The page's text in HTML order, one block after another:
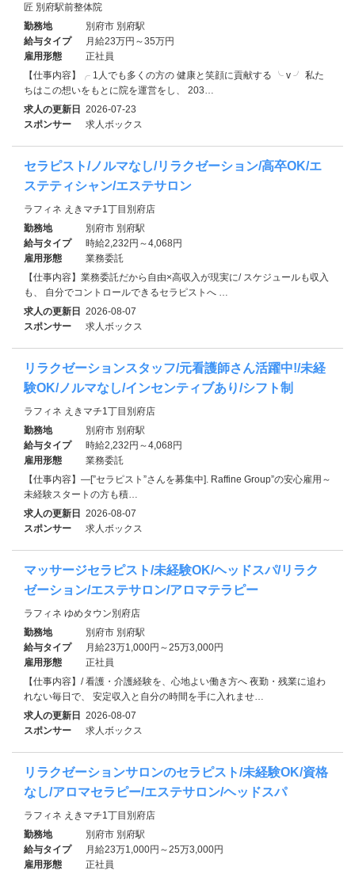
匠 別府駅前整体院
勤務地
別府市 別府駅
給与タイプ
月給23万円～35万円
雇用形態
正社員
【仕事内容】╭ 1人でも多くの方の 健康と笑顔に貢献する ╰ v ╯ 私た
ちはこの想いをもとに院を運営をし、 203…
求人の更新日 2026-07-23
スポンサー
求人ボックス
セラピスト/ノルマなし/リラクゼーション/高卒OK/エ
ステティシャン/エステサロン
ラフィネ えきマチ1丁目別府店
勤務地
別府市 別府駅
給与タイプ
時給2,232円～4,068円
雇用形態
業務委託
【仕事内容】業務委託だから自由×高収入が現実に/ スケジュールも収入
も、 自分でコントロールできるセラピストへ …
求人の更新日 2026-08-07
スポンサー
求人ボックス
リラクゼーションスタッフ/元看護師さん活躍中!/未経
験OK/ノルマなし/インセンティブあり/シフト制
ラフィネ えきマチ1丁目別府店
勤務地
別府市 別府駅
給与タイプ
時給2,232円～4,068円
雇用形態
業務委託
【仕事内容】―[”セラピスト”さんを募集中]. Raffine Group”の安心雇用～
未経験スタートの方も積…
求人の更新日 2026-08-07
スポンサー
求人ボックス
マッサージセラピスト/未経験OK/ヘッドスパ/リラク
ゼーション/エステサロン/アロマテラピー
ラフィネ ゆめタウン別府店
勤務地
別府市 別府駅
給与タイプ
月給23万1,000円～25万3,000円
雇用形態
正社員
【仕事内容】/ 看護・介護経験を、心地よい働き方へ 夜勤・残業に追わ
れない毎日で、 安定収入と自分の時間を手に入れませ…
求人の更新日 2026-08-07
スポンサー
求人ボックス
リラクゼーションサロンのセラピスト/未経験OK/資格
なし/アロマセラピー/エステサロン/ヘッドスパ
ラフィネ えきマチ1丁目別府店
勤務地
別府市 別府駅
給与タイプ
月給23万1,000円～25万3,000円
雇用形態
正社員